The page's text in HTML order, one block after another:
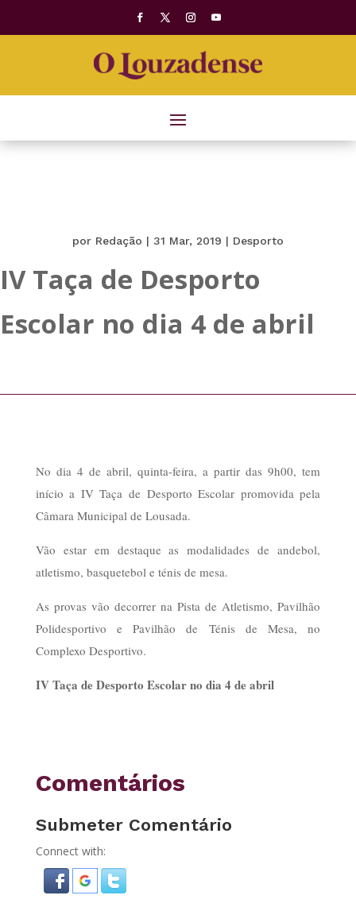
por Redação | 31 Mar, 2019 | Desporto
IV Taça de Desporto
Escolar no dia 4 de abril
No dia 4 de abril, quinta-feira, a partir das 9h00, tem
início a IV Taça de Desporto Escolar promovida pela
Câmara Municipal de Lousada.
Vão estar em destaque as modalidades de andebol,
atletismo, basquetebol e ténis de mesa.
As provas vão decorrer na Pista de Atletismo, Pavilhão
Polidesportivo e Pavilhão de Ténis de Mesa, no
Complexo Desportivo.
IV Taça de Desporto Escolar no dia 4 de abril
Comentários
Submeter Comentário
Connect with: